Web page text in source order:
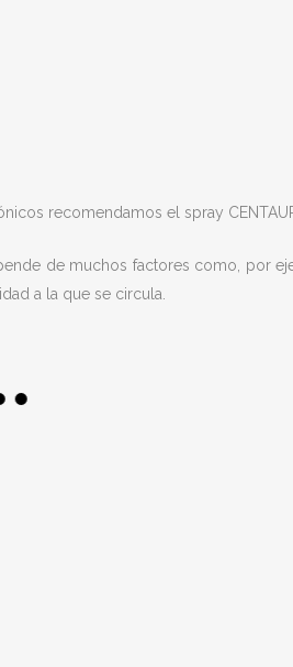
recomendamos el spray
de muchos factores como, por
a la que se circula.